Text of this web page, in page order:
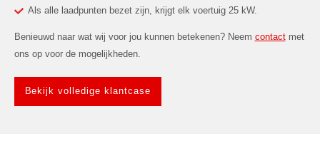
Als alle laadpunten bezet zijn, krijgt elk voertuig 25 kW.
Benieuwd naar wat wij voor jou kunnen betekenen? Neem contactmet
ons op voor de mogelijkheden.
Bekijk volledige klantcase